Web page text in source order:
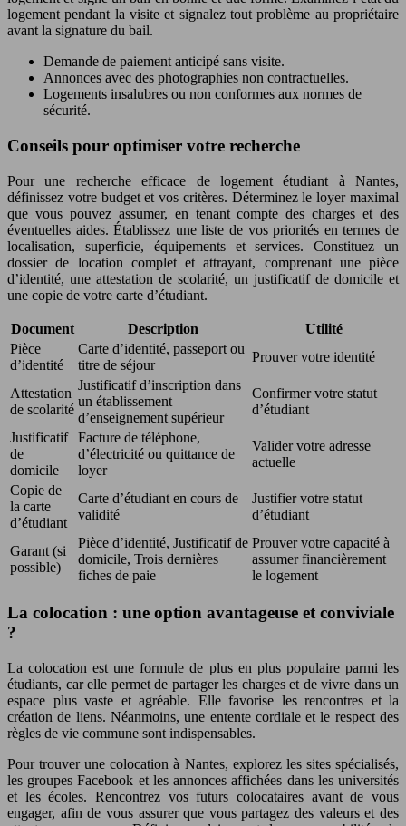
logement pendant la visite et signalez tout problème au propriétaire
avant la signature du bail.
Demande de paiement anticipé sans visite.
Annonces avec des photographies non contractuelles.
Logements insalubres ou non conformes aux normes de
sécurité.
Conseils pour optimiser votre recherche
Pour une recherche efficace de logement étudiant à Nantes,
définissez votre budget et vos critères. Déterminez le loyer maximal
que vous pouvez assumer, en tenant compte des charges et des
éventuelles aides. Établissez une liste de vos priorités en termes de
localisation, superficie, équipements et services. Constituez un
dossier de location complet et attrayant, comprenant une pièce
d’identité, une attestation de scolarité, un justificatif de domicile et
une copie de votre carte d’étudiant.
Document Description
Utilité
Pièce
d’identité
Carte d’identité, passeport ou
titre de séjour
Prouver votre identité
Attestation
de scolarité
Justificatif d’inscription dans
un établissement
d’enseignement supérieur
Confirmer votre statut
d’étudiant
Justificatif
de
domicile
Facture de téléphone,
d’électricité ou quittance de
loyer
Valider votre adresse
actuelle
Copie de
la carte
d’étudiant
Carte d’étudiant en cours de
validité
Justifier votre statut
d’étudiant
Garant (si
possible)
Pièce d’identité, Justificatif de
domicile, Trois dernières
fiches de paie
Prouver votre capacité à
assumer financièrement
le logement
La colocation : une option avantageuse et conviviale
?
La colocation est une formule de plus en plus populaire parmi les
étudiants, car elle permet de partager les charges et de vivre dans un
espace plus vaste et agréable. Elle favorise les rencontres et la
création de liens. Néanmoins, une entente cordiale et le respect des
règles de vie commune sont indispensables.
Pour trouver une colocation à Nantes, explorez les sites spécialisés,
les groupes Facebook et les annonces affichées dans les universités
et les écoles. Rencontrez vos futurs colocataires avant de vous
engager, afin de vous assurer que vous partagez des valeurs et des